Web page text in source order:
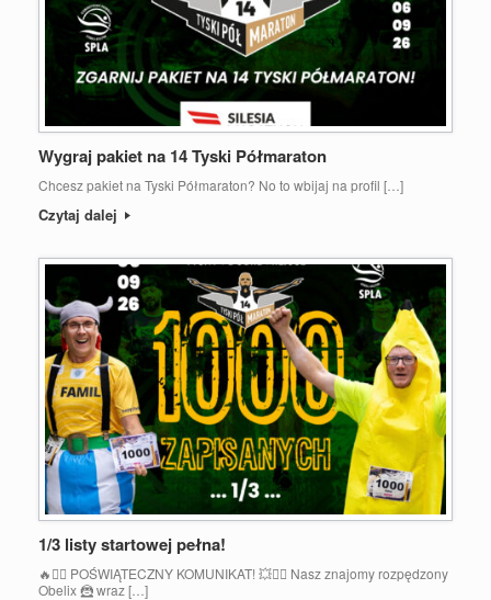
Wygraj pakiet na 14 Tyski Półmaraton
Chcesz pakiet na Tyski Półmaraton? No to wbijaj na profil […]
Czytaj dalej
1/3 listy startowej pełna!
🔥🏃‍♀️ POŚWIĄTECZNY KOMUNIKAT! 💥🏃‍♂️ Nasz znajomy rozpędzony
Obelix 🦹 wraz […]